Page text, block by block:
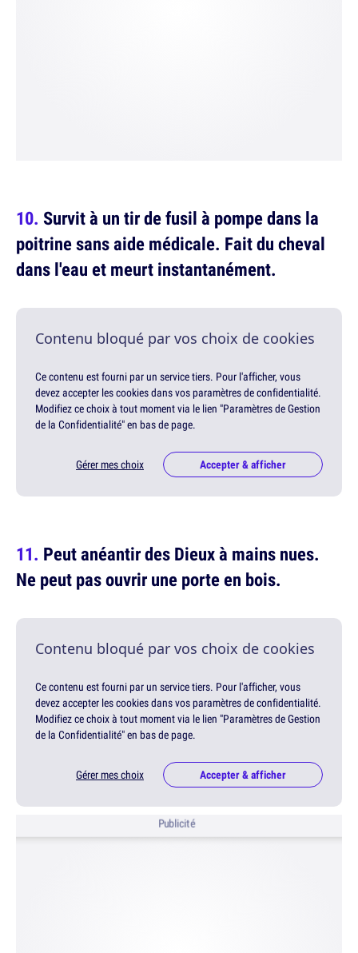
Survit à un tir de fusil à pompe dans la
poitrine sans aide médicale. Fait du cheval
dans l'eau et meurt instantanément.
Contenu bloqué par vos choix de cookies
Ce contenu est fourni par un service tiers. Pour l'afficher, vous
devez accepter les cookies dans vos paramètres de confidentialité.
Modifiez ce choix à tout moment via le lien "Paramètres de Gestion
de la Confidentialité" en bas de page.
Gérer mes choix Accepter & afficher
Peut anéantir des Dieux à mains nues.
Ne peut pas ouvrir une porte en bois.
Contenu bloqué par vos choix de cookies
Ce contenu est fourni par un service tiers. Pour l'afficher, vous
devez accepter les cookies dans vos paramètres de confidentialité.
Modifiez ce choix à tout moment via le lien "Paramètres de Gestion
de la Confidentialité" en bas de page.
Gérer mes choix Accepter & afficher
Publicité